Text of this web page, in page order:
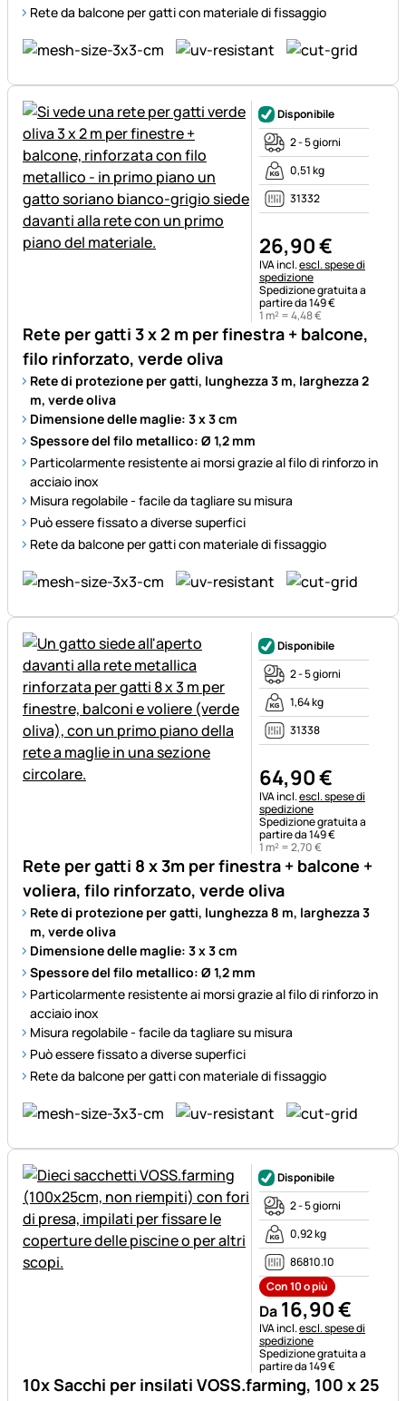
Rete da balcone per gatti con materiale di fissaggio
Rete per gatti 3 x 2 m per finestra + balcone,
filo rinforzato, verde oliva
Rete di protezione per gatti, lunghezza 3 m, larghezza 2
m, verde oliva
Dimensione delle maglie: 3 x 3 cm
Spessore del filo metallico: Ø 1,2 mm
Particolarmente resistente ai morsi grazie al filo di rinforzo in
acciaio inox
Misura regolabile - facile da tagliare su misura
Può essere fissato a diverse superfici
Rete da balcone per gatti con materiale di fissaggio
Disponibile
2 - 5 giorni
0,51 kg
31332
26,90€
Informazioni fiscali:
IVA incl.escl. spese di
spedizione
Spedizione gratuita a
partire da 149 €
1 m² =4,48€
Rete per gatti 8 x 3m per finestra + balcone +
voliera, filo rinforzato, verde oliva
Rete di protezione per gatti, lunghezza 8 m, larghezza 3
m, verde oliva
Dimensione delle maglie: 3 x 3 cm
Spessore del filo metallico: Ø 1,2 mm
Particolarmente resistente ai morsi grazie al filo di rinforzo in
acciaio inox
Misura regolabile - facile da tagliare su misura
Può essere fissato a diverse superfici
Rete da balcone per gatti con materiale di fissaggio
Disponibile
2 - 5 giorni
1,64 kg
31338
64,90€
Informazioni fiscali:
IVA incl.escl. spese di
spedizione
Spedizione gratuita a
partire da 149 €
1 m² =2,70€
10x Sacchi per insilati VOSS.farming, 100 x 25
Disponibile
2 - 5 giorni
0,92 kg
86810.10
Con 10 o più
Da 16,90€
Informazioni fiscali:
IVA incl.escl. spese di
spedizione
Spedizione gratuita a
partire da 149 €